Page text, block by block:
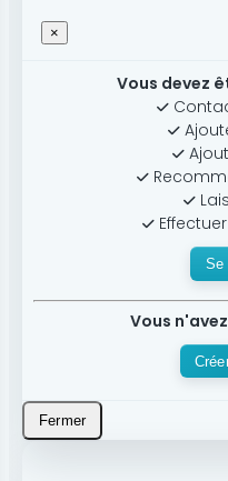
×
Vous devez
Se
Vous
Fermer